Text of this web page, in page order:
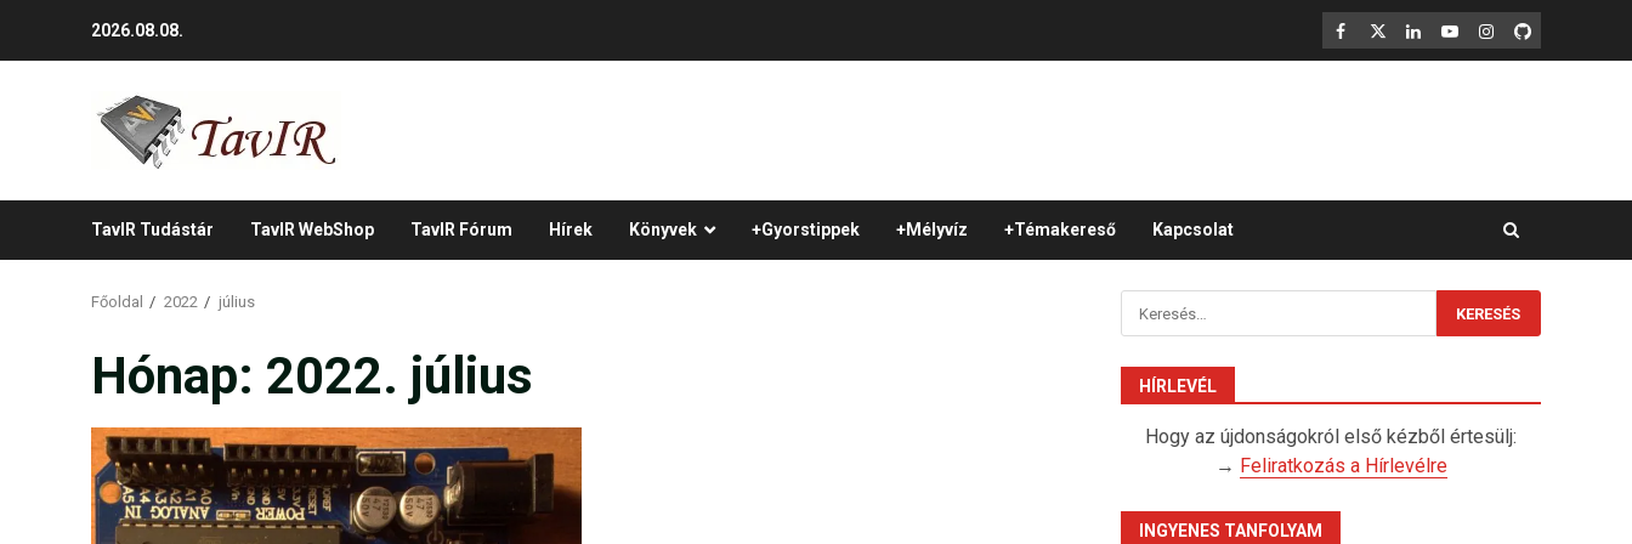
2026.08.08. F X LinkedIn
YouTubeInstagram
GitHub
TavIR Tudástár TavIR WebShop TavIR Fórum Hírek Könyvek +Gyorstippek +Mélyvíz +Témakereső Kapcsolat
Főoldal 2022 július
Hónap: 2022. július
Keresés:
HÍRLEVÉL
Hogy az újdonságokról első kézből értesülj:
→ Feliratkozás a Hírlevélre
INGYENES TANFOLYAM